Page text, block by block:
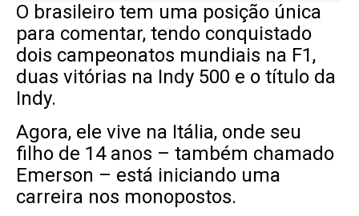
O brasileiro tem uma posição única
para comentar, tendo conquistado
dois campeonatos mundiais na F1,
duas vitórias na Indy 500 e o título da
Indy.
Agora, ele vive na Itália, onde seu
filho de 14 anos – também chamado
Emerson – está iniciando uma
carreira nos monopostos.